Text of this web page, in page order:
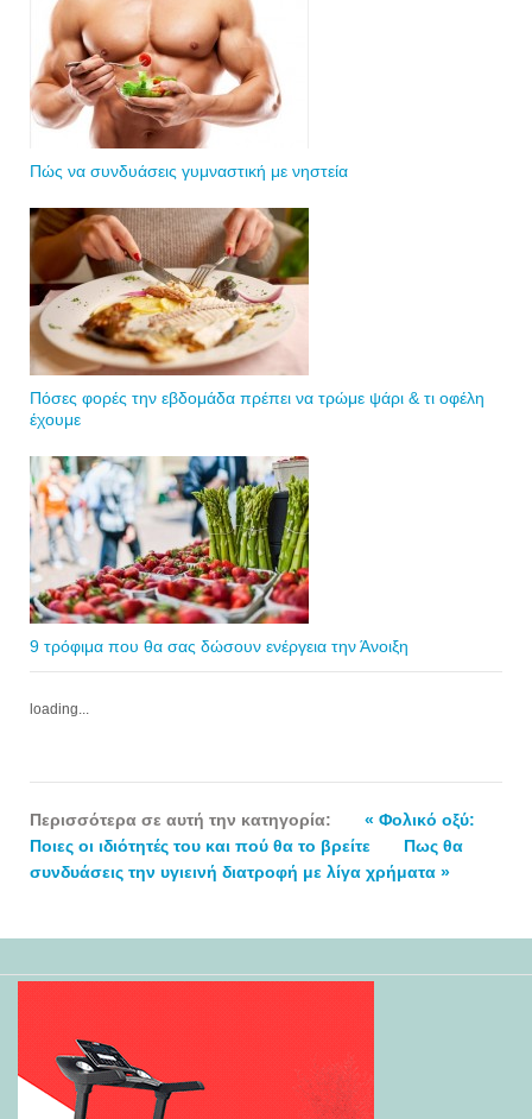
Πώς να συνδυάσεις γυμναστική με νηστεία
Πόσες φορές την εβδομάδα πρέπει να τρώμε ψάρι & τι οφέλη
έχουμε
9 τρόφιμα που θα σας δώσουν ενέργεια την Άνοιξη
loading...
Περισσότερα σε αυτή την κατηγορία:
« Φολικό οξύ:
Ποιες οι ιδιότητές του και πού θα το βρείτε
Πως θα
συνδυάσεις την υγιεινή διατροφή με λίγα χρήματα »